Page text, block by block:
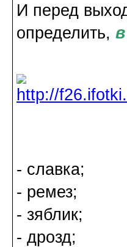
И перед
определить,
- славка;
- ремез;
- зяблик;
- дрозд;